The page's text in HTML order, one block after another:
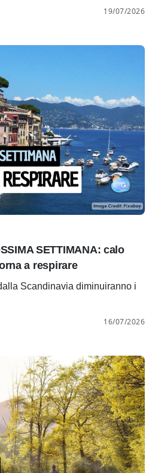
19/07/2026
SETTIMANA: calo
a respirare
Scandinavia diminuiranno i
16/07/2026